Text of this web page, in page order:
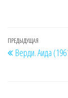
Навигация
по
Предыдущая
запись
ПРЕДЫДУЩАЯ
Верди. Аида